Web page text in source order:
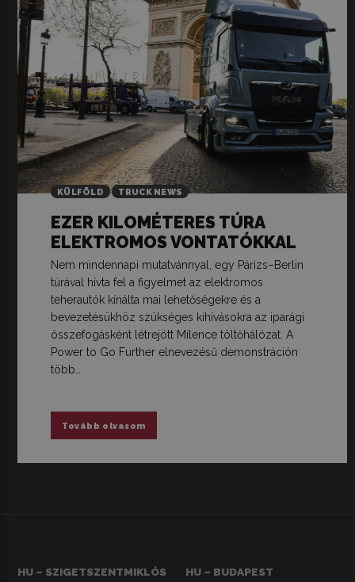
KÜLFÖLD TRUCK NEWS
EZER KILOMÉTERES TÚRA
ELEKTROMOS VONTATÓKKAL
Nem mindennapi mutatvánnyal, egy Párizs–Berlin
túrával hívta fel a figyelmet az elektromos
teherautók kínálta mai lehetőségekre és a
bevezetésükhöz szükséges kihívásokra az iparági
összefogásként létrejött Milence töltőhálózat. A
Power to Go Further elnevezésű demonstráción
több…
Tovább olvasom
HU – SZIGETSZENTMIKLÓS HU – BUDAPEST